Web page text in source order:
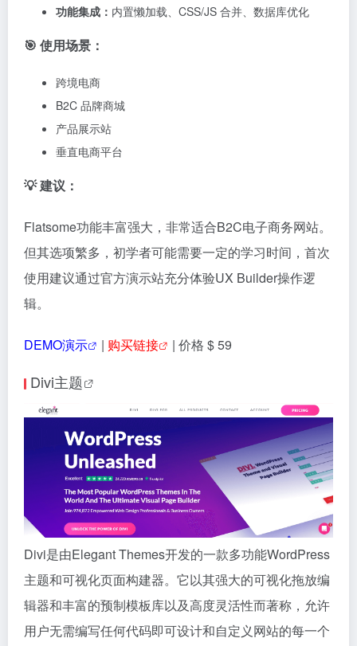
功能集成： 内置懒加载、CSS/JS 合并、数据库优化
🎯 使用场景：
跨境电商
B2C 品牌商城
产品展示站
垂直电商平台
💡 建议：
Flatsome功能丰富强大，非常适合B2C电子商务网站。
但其选项繁多，初学者可能需要一定的学习时间，首次
使用建议通过官方演示站充分体验UX Builder操作逻
辑。
DEMO演示 | 购买链接 | 价格 $ 59
Divi主题
Divi是由Elegant Themes开发的一款多功能WordPress
主题和可视化页面构建器。它以其强大的可视化拖放编
辑器和丰富的预制模板库以及高度灵活性而著称，允许
用户无需编写任何代码即可设计和自定义网站的每一个